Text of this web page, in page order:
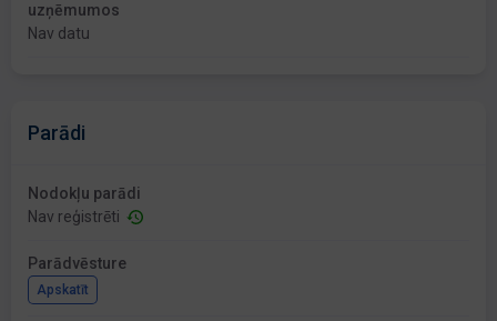
uzņēmumos
Nav datu
Parādi
Nodokļu parādi
Nav reģistrēti
Parādvēsture
Apskatīt